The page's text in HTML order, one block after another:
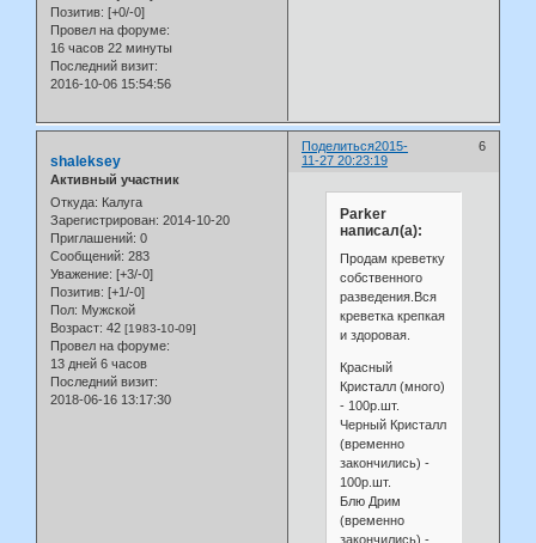
Позитив: [+0/-0]
Провел на форуме:
16 часов 22 минуты
Последний визит:
2016-10-06 15:54:56
Поделиться 6
2015-
11-27 20:23:19
shaleksey
Активный участник
Откуда: Калуга
Зарегистрирован: 2014-10-20
Приглашений: 0
Сообщений: 283
Уважение: [+3/-0]
Позитив: [+1/-0]
Пол: Мужской
Возраст: 42 [1983-10-09]
Провел на форуме:
13 дней 6 часов
Последний визит:
2018-06-16 13:17:30
Parker
написал(а):
Продам креветку
собственного
разведения.Вся
креветка крепкая
и здоровая.
Красный
Кристалл (много)
- 100р.шт.
Черный Кристалл
(временно
закончились) -
100р.шт.
Блю Дрим
(временно
закончились) -